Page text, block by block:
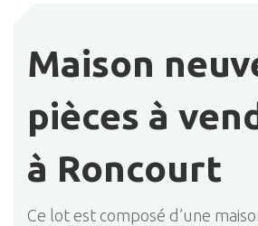
Maison
pièces à
à Roncourt
Ce lot est composé d’une